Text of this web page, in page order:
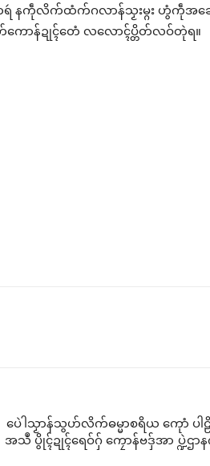
ပရိုၚ်လက္ကရဴအိုတ်
ာတၟိကဵု
ာန် ဗီုလဵု
ရဴ နကဵုလိက်ထံက်ဂလာန်သၟးမ္ဂး ဟွံကဵုအခ
ကောန်ဍုၚ်တေံ လလောၚ်ပ္တိတ်လဝ်တုဲရ။
ပေဲါသၟာန်သွဟ်လိက်ဓမ္မာစရိယ ကေုာံ ပ
အသဳ ပွိုၚ်ဍုၚ်ရေဝ်ဂှ် ကၠောန်ဗဒှ်အာ ပ္ဍဲဌာန